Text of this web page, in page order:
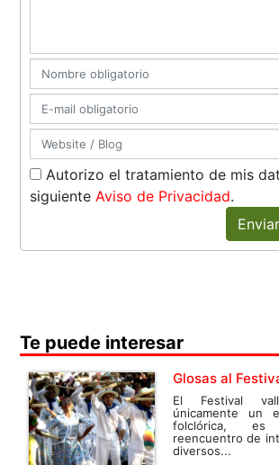
Autorizo el tratamiento de mis
siguienteAviso de Privacidad.
Te puede interesar
Glosas al
El Festival
únicamente un
folclórica,
reencuentro de
diversos...